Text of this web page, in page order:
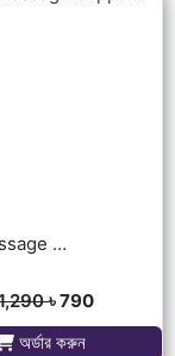
Foot Massage Slippers
৳ 790
অর্ডার করুন